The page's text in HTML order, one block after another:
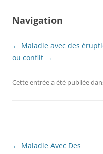
Navigation
← Maladie avec des
ou conflit →
Cette entrée a été publiée
Navigation
← Maladie Avec Des